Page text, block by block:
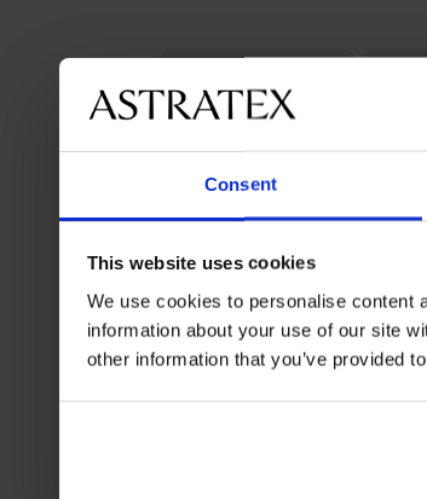
Consent
This website uses cookies
We use cookies to personalise content
information about your use of our site
other information that you’ve provided
Zniżka -50%
5
Biustonosz usztywniany
-20%